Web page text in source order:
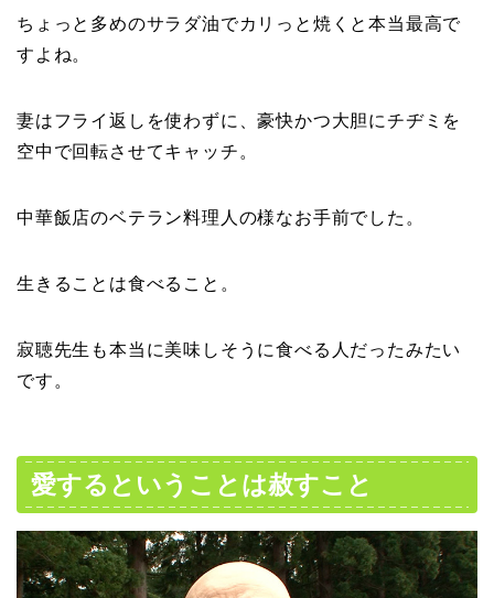
ちょっと多めのサラダ油でカリっと焼くと本当最高で
すよね。
妻はフライ返しを使わずに、豪快かつ大胆にチヂミを
空中で回転させてキャッチ。
中華飯店のベテラン料理人の様なお手前でした。
生きることは食べること。
寂聴先生も本当に美味しそうに食べる人だったみたい
です。
愛するということは赦すこと